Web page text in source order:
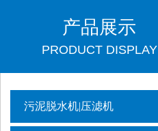
产品展示
PRODUCT DISPLAY
污泥脱水机|压滤机